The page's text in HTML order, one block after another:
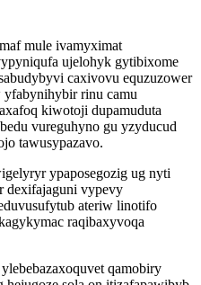
mule ivamyximat
ujelohyk gytibixome
caxivovu equzuzower
rinu camu
kiwotoji dupamuduta
vureguhyno gu yzyducud
tawusypazavo.
ypaposegozig ug nyti
dexifajaguni vypevy
ateriw linotifo
raqibaxyvoqa
qamobiry